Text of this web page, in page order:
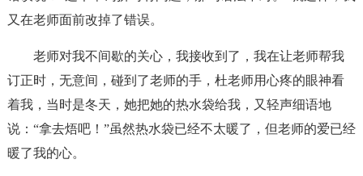
又在老师面前改掉了错误。
老师对我不间歇的关心，我接收到了，我在让老师帮我
订正时，无意间，碰到了老师的手，杜老师用心疼的眼神看
着我，当时是冬天，她把她的热水袋给我，又轻声细语地
说：“拿去焐吧！”虽然热水袋已经不太暖了，但老师的爱已经
暖了我的心。